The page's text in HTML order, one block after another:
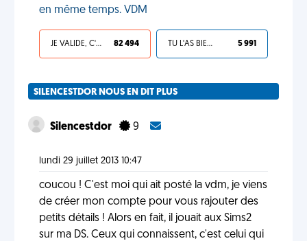
en même temps. VDM
JE VALIDE, C'EST UNE VDM 82 494 TU L'AS BIEN MÉRITÉ 5 991
SILENCESTDOR NOUS EN DIT PLUS
Silencestdor 9
lundi 29 juillet 2013 10:47
coucou ! C'est moi qui ait posté la vdm, je viens
de créer mon compte pour vous rajouter des
petits détails ! Alors en fait, il jouait aux Sims2
sur ma DS. Ceux qui connaissent, c'est celui qui